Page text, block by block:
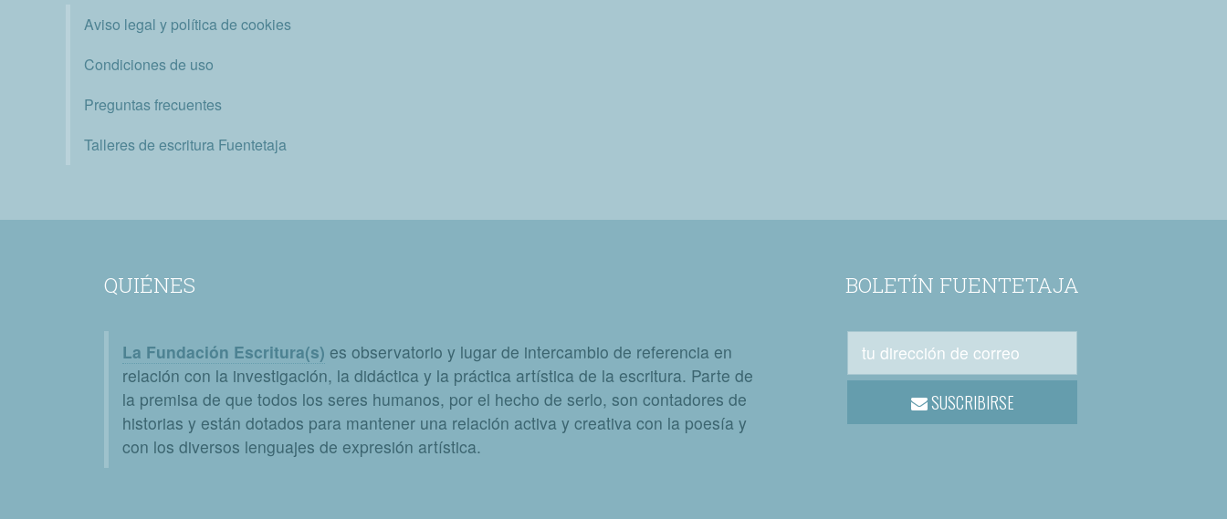
Aviso legal y política de cookies
Condiciones de uso
Preguntas frecuentes
Talleres de escritura Fuentetaja
QUIÉNES
La Fundación Escritura(s) es observatorio y lugar de intercambio de referencia en
relación con la investigación, la didáctica y la práctica artística de la escritura. Parte de
la premisa de que todos los seres humanos, por el hecho de serlo, son contadores de
historias y están dotados para mantener una relación activa y creativa con la poesía y
con los diversos lenguajes de expresión artística.
BOLETÍN FUENTETAJA
SUSCRIBIRSE